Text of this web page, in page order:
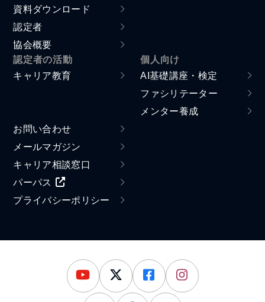
資料ダウンロード
認定者
協会概要
認定者の活動
キャリア教育
個人向け
AI基礎講座・検定
ファシリテーター
メンター養成
お問い合わせ
メールマガジン
キャリア相談窓口
パーパス
プライバシーポリシー